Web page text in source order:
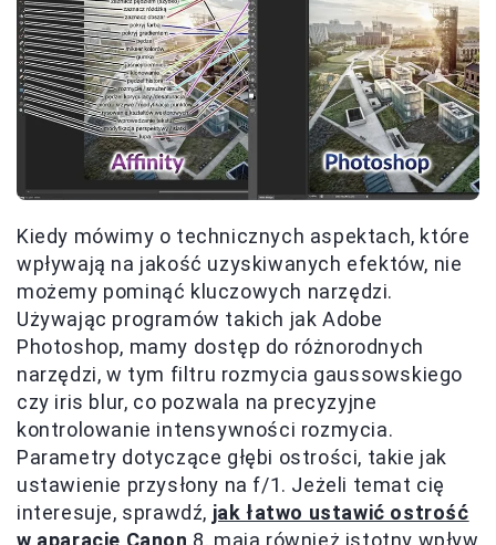
Kiedy mówimy o technicznych aspektach, które
wpływają na jakość uzyskiwanych efektów, nie
możemy pominąć kluczowych narzędzi.
Używając programów takich jak Adobe
Photoshop, mamy dostęp do różnorodnych
narzędzi, w tym filtru rozmycia gaussowskiego
czy iris blur, co pozwala na precyzyjne
kontrolowanie intensywności rozmycia.
Parametry dotyczące głębi ostrości, takie jak
ustawienie przysłony na f/1. Jeżeli temat cię
interesuje, sprawdź, jak łatwo ustawić ostrość
w aparacie Canon.8, mają również istotny wpływ